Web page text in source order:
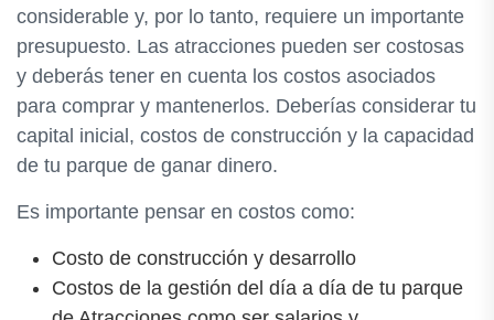
considerable y, por lo tanto, requiere un importante
presupuesto. Las atracciones pueden ser costosas
y deberás tener en cuenta los costos asociados
para comprar y mantenerlos. Deberías considerar tu
capital inicial, costos de construcción y la capacidad
de tu parque de ganar dinero.
Es importante pensar en costos como:
Costo de construcción y desarrollo
Costos de la gestión del día a día de tu parque